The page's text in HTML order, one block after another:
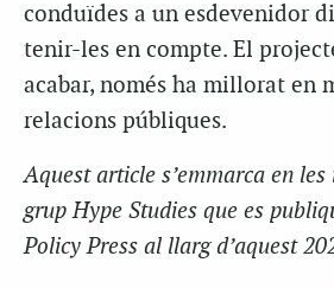
conduïdes a un esdevenidor
tenir-les en compte. El
acabar, només ha millorat en
relacions públiques.
Aquest article s’emmarca en
grup Hype Studies que es
Policy Press al llarg d’aquest